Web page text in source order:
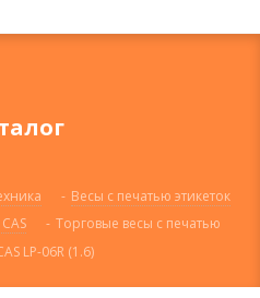
- Весы с печатью этикеток
- Торговые весы с печатью
LP-06R (1.6)